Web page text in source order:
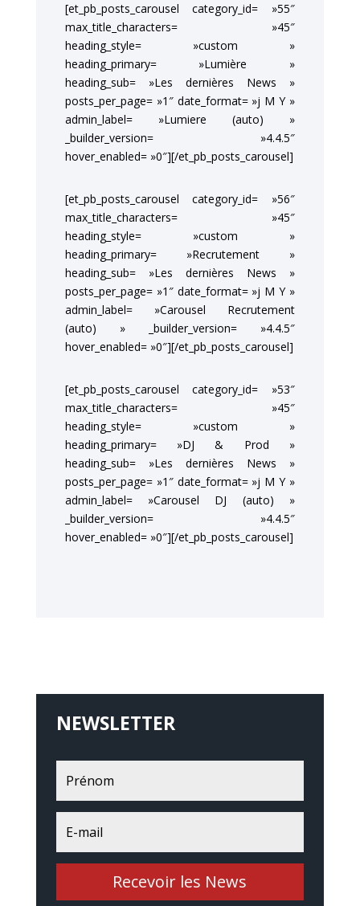
[et_pb_posts_carousel category_id= »55″
max_title_characters= »45″
heading_style= »custom »
heading_primary= »Lumière »
heading_sub= »Les dernières News »
posts_per_page= »1″ date_format= »j M Y »
admin_label= »Lumiere (auto) »
_builder_version= »4.4.5″
hover_enabled= »0″][/et_pb_posts_carousel]
[et_pb_posts_carousel category_id= »56″
max_title_characters= »45″
heading_style= »custom »
heading_primary= »Recrutement »
heading_sub= »Les dernières News »
posts_per_page= »1″ date_format= »j M Y »
admin_label= »Carousel Recrutement
(auto) » _builder_version= »4.4.5″
hover_enabled= »0″][/et_pb_posts_carousel]
[et_pb_posts_carousel category_id= »53″
max_title_characters= »45″
heading_style= »custom »
heading_primary= »DJ & Prod »
heading_sub= »Les dernières News »
posts_per_page= »1″ date_format= »j M Y »
admin_label= »Carousel DJ (auto) »
_builder_version= »4.4.5″
hover_enabled= »0″][/et_pb_posts_carousel]
NEWSLETTER
Recevoir les News